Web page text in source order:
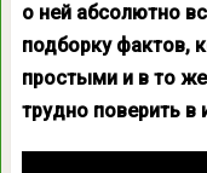
о ней абсолютно
подборку фактов,
простыми и в то
трудно поверить в